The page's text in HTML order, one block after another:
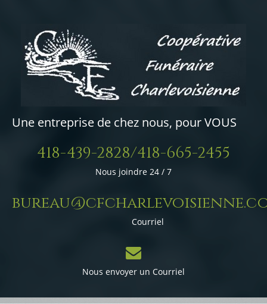
Une entreprise de chez nous, pour VOUS
418-439-2828/418-665-2455
Nous joindre 24 / 7
Courriel
Nous envoyer un Courriel